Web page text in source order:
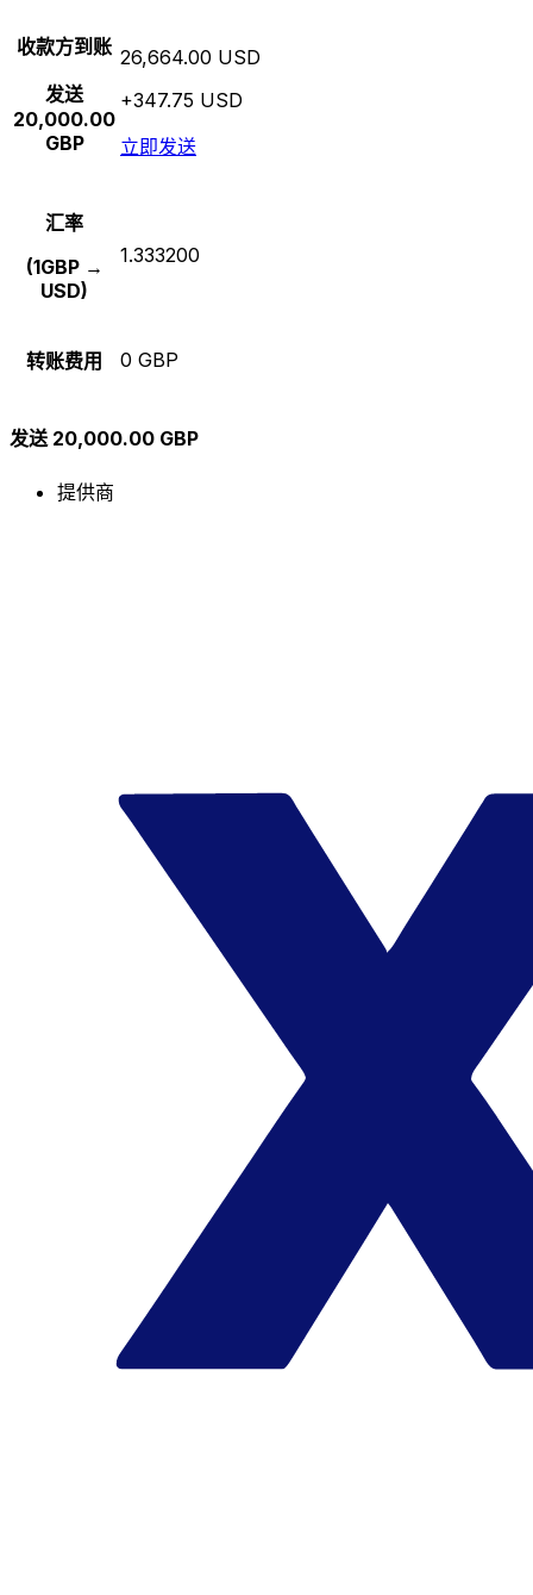
收款方到账
发送
20,000.00
GBP
26,664.00 USD
+347.75 USD
立即发送
汇率
(1GBP →
USD)
1.333200
转账费用 0 GBP
发送 20,000.00 GBP
提供商